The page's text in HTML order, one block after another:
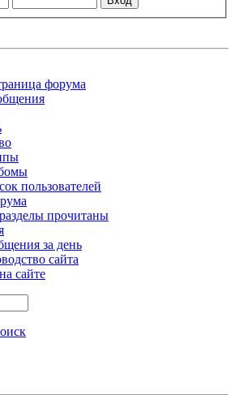
форума
пользователей
прочитаны
за день
сайта
сайте